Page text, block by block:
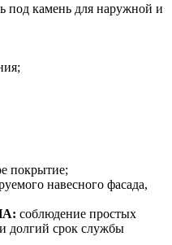
под камень для наружной и
покрытие;
навесного фасада,
соблюдение простых
долгий срок службы